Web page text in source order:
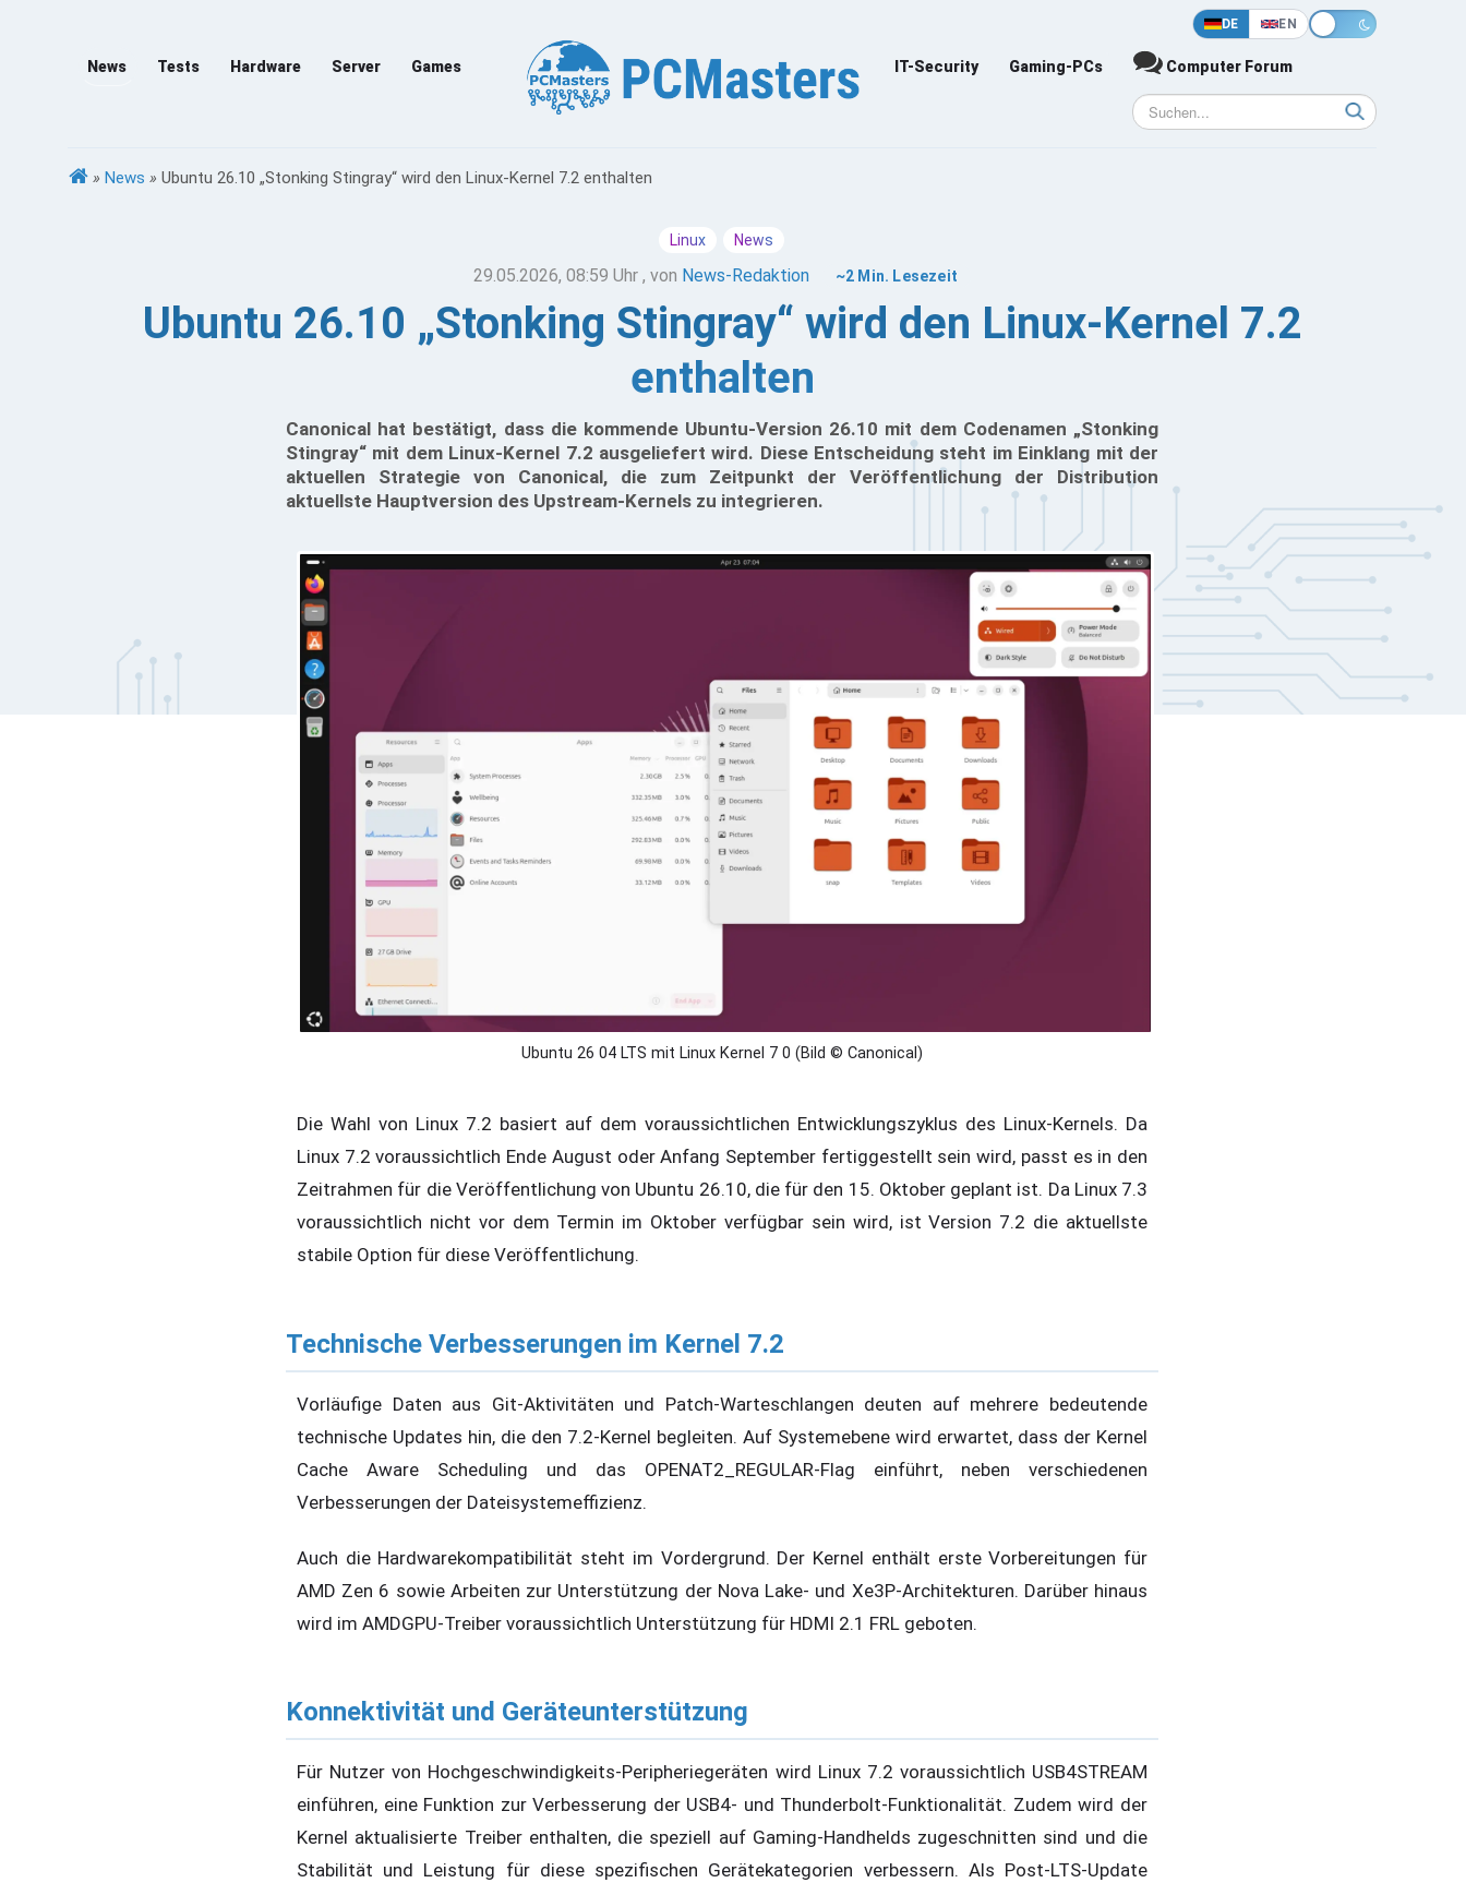
DE EN
News Tests Hardware Server Games IT-Security Gaming-PCs Computer Forum
» News » Ubuntu 26.10 „Stonking Stingray“ wird den Linux-Kernel 7.2 enthalten
Linux News
29.05.2026, 08:59 Uhr , von News-Redaktion ~2 Min. Lesezeit
Ubuntu 26.10 „Stonking Stingray“ wird den Linux-Kernel 7.2
enthalten
Canonical hat bestätigt, dass die kommende Ubuntu-Version 26.10 mit dem Codenamen „Stonking
Stingray“ mit dem Linux-Kernel 7.2 ausgeliefert wird. Diese Entscheidung steht im Einklang mit der
aktuellen Strategie von Canonical, die zum Zeitpunkt der Veröffentlichung der Distribution
aktuellste Hauptversion des Upstream-Kernels zu integrieren.
Ubuntu 26 04 LTS mit Linux Kernel 7 0 (Bild © Canonical)
Die Wahl von Linux 7.2 basiert auf dem voraussichtlichen Entwicklungszyklus des Linux-Kernels. Da
Linux 7.2 voraussichtlich Ende August oder Anfang September fertiggestellt sein wird, passt es in den
Zeitrahmen für die Veröffentlichung von Ubuntu 26.10, die für den 15. Oktober geplant ist. Da Linux 7.3
voraussichtlich nicht vor dem Termin im Oktober verfügbar sein wird, ist Version 7.2 die aktuellste
stabile Option für diese Veröffentlichung.
Technische Verbesserungen im Kernel 7.2
Vorläufige Daten aus Git-Aktivitäten und Patch-Warteschlangen deuten auf mehrere bedeutende
technische Updates hin, die den 7.2-Kernel begleiten. Auf Systemebene wird erwartet, dass der Kernel
Cache Aware Scheduling und das OPENAT2_REGULAR-Flag einführt, neben verschiedenen
Verbesserungen der Dateisystemeffizienz.
Auch die Hardwarekompatibilität steht im Vordergrund. Der Kernel enthält erste Vorbereitungen für
AMD Zen 6 sowie Arbeiten zur Unterstützung der Nova Lake- und Xe3P-Architekturen. Darüber hinaus
wird im AMDGPU-Treiber voraussichtlich Unterstützung für HDMI 2.1 FRL geboten.
Konnektivität und Geräteunterstützung
Für Nutzer von Hochgeschwindigkeits-Peripheriegeräten wird Linux 7.2 voraussichtlich USB4STREAM
einführen, eine Funktion zur Verbesserung der USB4- und Thunderbolt-Funktionalität. Zudem wird der
Kernel aktualisierte Treiber enthalten, die speziell auf Gaming-Handhelds zugeschnitten sind und die
Stabilität und Leistung für diese spezifischen Gerätekategorien verbessern. Als Post-LTS-Update